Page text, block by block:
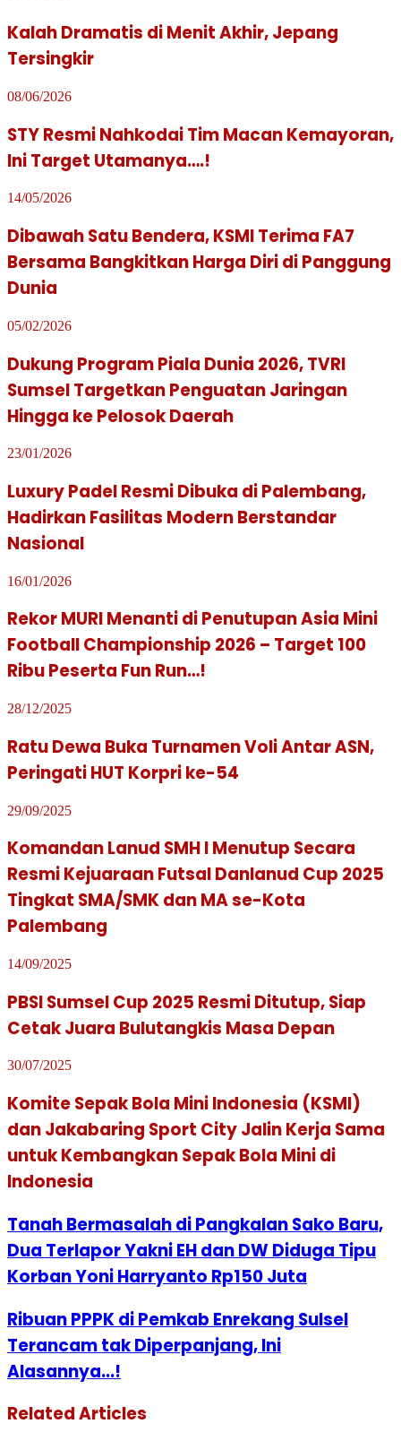
Kalah Dramatis di Menit Akhir, Jepang
Tersingkir
08/06/2026
STY Resmi Nahkodai Tim Macan Kemayoran,
Ini Target Utamanya….!
14/05/2026
Dibawah Satu Bendera, KSMI Terima FA7
Bersama Bangkitkan Harga Diri di Panggung
Dunia
05/02/2026
Dukung Program Piala Dunia 2026, TVRI
Sumsel Targetkan Penguatan Jaringan
Hingga ke Pelosok Daerah
23/01/2026
Luxury Padel Resmi Dibuka di Palembang,
Hadirkan Fasilitas Modern Berstandar
Nasional
16/01/2026
Rekor MURI Menanti di Penutupan Asia Mini
Football Championship 2026 – Target 100
Ribu Peserta Fun Run…!
28/12/2025
Ratu Dewa Buka Turnamen Voli Antar ASN,
Peringati HUT Korpri ke-54
29/09/2025
Komandan Lanud SMH l Menutup Secara
Resmi Kejuaraan Futsal Danlanud Cup 2025
Tingkat SMA/SMK dan MA se-Kota
Palembang
14/09/2025
PBSI Sumsel Cup 2025 Resmi Ditutup, Siap
Cetak Juara Bulutangkis Masa Depan
30/07/2025
Komite Sepak Bola Mini Indonesia (KSMI)
dan Jakabaring Sport City Jalin Kerja Sama
untuk Kembangkan Sepak Bola Mini di
Indonesia
Tanah Bermasalah di Pangkalan Sako Baru,
Dua Terlapor Yakni EH dan DW Diduga Tipu
Korban Yoni Harryanto Rp150 Juta
Ribuan PPPK di Pemkab Enrekang Sulsel
Terancam tak Diperpanjang, Ini
Alasannya...!
Related Articles